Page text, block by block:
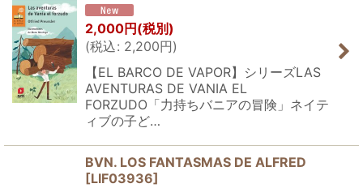
2,000円 (税別)
(税込: 2,200円)
【EL BARCO DE VAPOR】シリーズLAS
AVENTURAS DE VANIA EL
FORZUDO「力持ちバニアの冒険」ネイテ
ィブの子ど…
BVN. LOS FANTASMAS DE ALFRED
[LIF03936]